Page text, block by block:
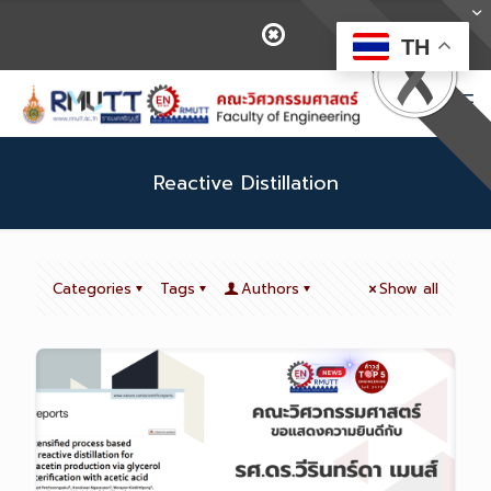
Reactive Distillation
Categories Tags Authors Show all
TH